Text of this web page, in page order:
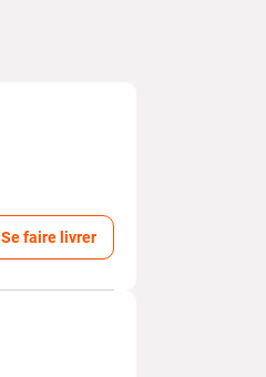
Se faire livrer